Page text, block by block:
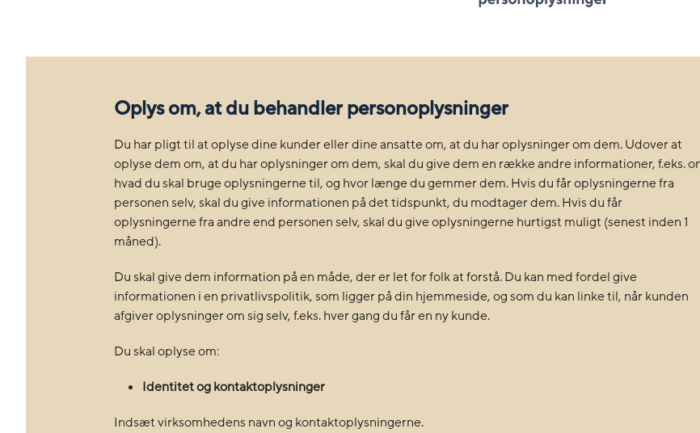
Oplys om, at du behandler personoplysninger
Du har pligt til at oplyse dine kunder eller dine ansatte om, at du har oplysninger om dem. Udover at
oplyse dem om, at du har oplysninger om dem, skal du give dem en række andre informationer, f.eks.
hvad du skal bruge oplysningerne til, og hvor længe du gemmer dem. Hvis du får oplysningerne fra
personen selv, skal du give informationen på det tidspunkt, du modtager dem. Hvis du får
oplysningerne fra andre end personen selv, skal du give oplysningerne hurtigst muligt (senest inden 1
måned).
Du skal give dem information på en måde, der er let for folk at forstå. Du kan med fordel give
informationen i en privatlivspolitik, som ligger på din hjemmeside, og som du kan linke til, når kunden
afgiver oplysninger om sig selv, f.eks. hver gang du får en ny kunde.
Du skal oplyse om:
Identitet og kontaktoplysninger
Indsæt virksomhedens navn og kontaktoplysningerne.